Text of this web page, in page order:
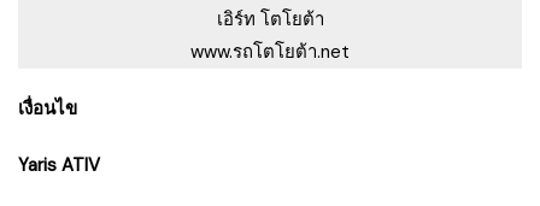
เอิร์ท โตโยต้า
www.รถโตโยต้า.net
เงื่อนไข
Yaris ATIV